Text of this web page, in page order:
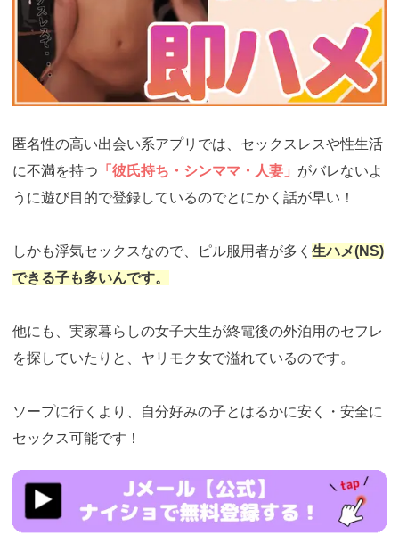
匿名性の高い出会い系アプリでは、セックスレスや性生活
に不満を持つ 「彼氏持ち・シンママ・人妻」 がバレないよ
うに遊び目的で登録しているのでとにかく話が早い！
しかも浮気セックスなので、ピル服用者が多く 生ハメ(NS)
できる子も多いんです。
他にも、実家暮らしの女子大生が終電後の外泊用のセフレ
を探していたりと、ヤリモク女で溢れているのです。
ソープに行くより、自分好みの子とはるかに安く・安全に
セックス可能です！
https://ac.m-
ads.jp/t6d63J515a0bact6/cl/?
bId=d5716ad5&msid=17434